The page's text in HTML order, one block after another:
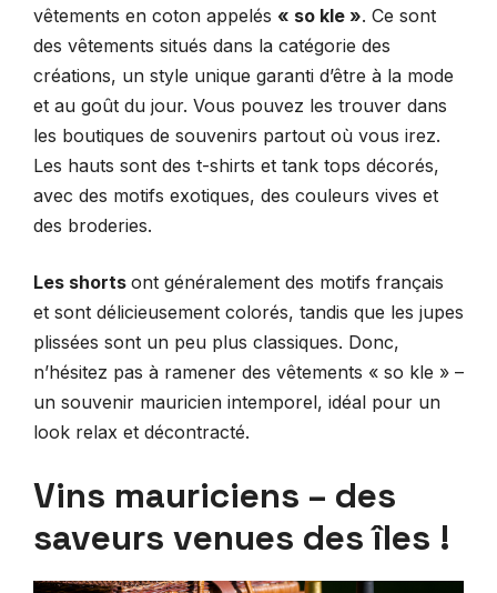
vêtements en coton appelés « so kle ». Ce sont
des vêtements situés dans la catégorie des
créations, un style unique garanti d’être à la mode
et au goût du jour. Vous pouvez les trouver dans
les boutiques de souvenirs partout où vous irez.
Les hauts sont des t-shirts et tank tops décorés,
avec des motifs exotiques, des couleurs vives et
des broderies.
Les shorts ont généralement des motifs français
et sont délicieusement colorés, tandis que les jupes
plissées sont un peu plus classiques. Donc,
n’hésitez pas à ramener des vêtements « so kle » –
un souvenir mauricien intemporel, idéal pour un
look relax et décontracté.
Vins mauriciens – des
saveurs venues des îles !